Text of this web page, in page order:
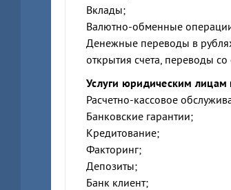
Вклады;
Валютно-обменные
Денежные переводы в
открытия счета, переводы со
Услуги юридическим
Расчетно-кассовое
Банковские гарантии;
Кредитование;
Факторинг;
Депозиты;
Банк клиент;